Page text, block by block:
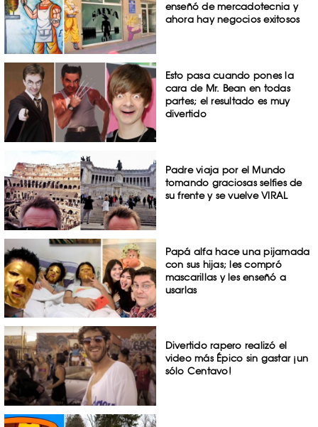
enseñó de mercadotecnia y
ahora hay negocios exitosos
Esto pasa cuando pones la
cara de Mr. Bean en todas
partes; el resultado es muy
divertido
Padre viaja por el Mundo
tomando graciosas selfies de
su frente y se vuelve VIRAL
Papá alfa hace una pijamada
con sus hijas; les compró
mascarillas y les enseñó a
usarlas
Divertido rapero realizó el
video más Épico sin gastar ¡un
sólo Centavo!